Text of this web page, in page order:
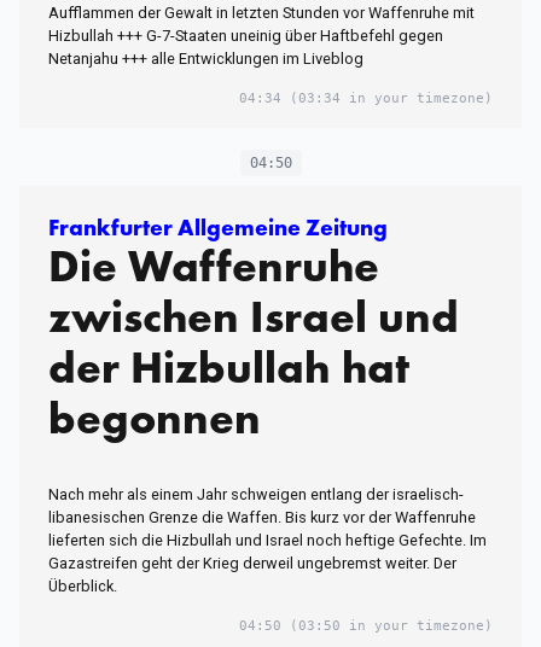
Aufflammen der Gewalt in letzten Stunden vor Waffenruhe mit
Hizbullah +++ G-7-Staaten uneinig über Haftbefehl gegen
Netanjahu +++ alle Entwicklungen im Liveblog
04:34 (03:34 in your timezone)
04:50
Frankfurter Allgemeine Zeitung
Die Waffenruhe
zwischen Israel und
der Hizbullah hat
begonnen
Nach mehr als einem Jahr schweigen entlang der israelisch-
libanesischen Grenze die Waffen. Bis kurz vor der Waffenruhe
lieferten sich die Hizbullah und Israel noch heftige Gefechte. Im
Gazastreifen geht der Krieg derweil ungebremst weiter. Der
Überblick.
04:50 (03:50 in your timezone)